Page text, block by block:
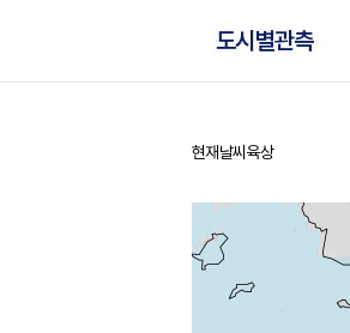
도시별관측
홈
현재날씨 육상